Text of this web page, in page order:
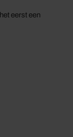
eerst een